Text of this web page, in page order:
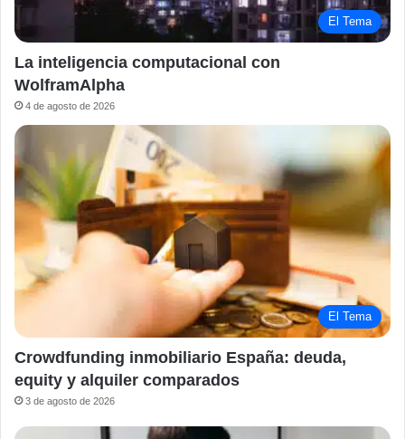
El Tema
La inteligencia computacional con
WolframAlpha
4 de agosto de 2026
El Tema
Crowdfunding inmobiliario España: deuda,
equity y alquiler comparados
3 de agosto de 2026